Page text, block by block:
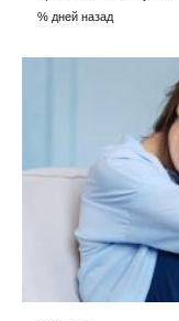
% дней назад